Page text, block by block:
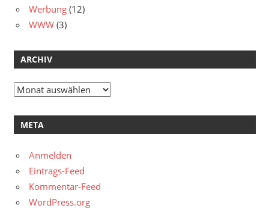
Werbung (12)
WWW (3)
ARCHIV
Archiv
META
Anmelden
Eintrags-Feed
Kommentar-Feed
WordPress.org